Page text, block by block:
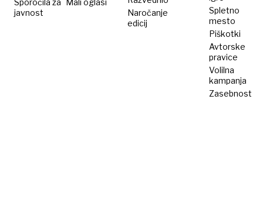
javnost
Naročanje
edicij
Spletno
mesto
Piškotki
Avtorske
pravice
Volilna
kampanja
Zasebnost